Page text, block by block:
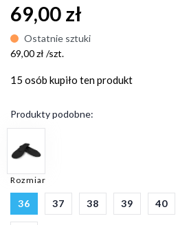
69,00 zł
Ostatnie sztuki
69,00 zł /szt.
15 osób kupiło ten produkt
Produkty podobne:
Rozmiar
36 37 38 39 40